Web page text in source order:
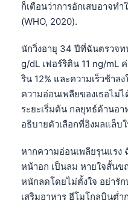
ก็เตือนว่าการอักเสบอาจท
(WHO, 2020).
นักวิ่งอายุ 34 ปีที่ฉันตรวจ
g/dL เฟอร์ริติน 11 ng/mL
ริน 12% และความเร็วช้าล
ความอ่อนเพลียของเธอไม่
ระยะเริ่มต้น กลยุทธ์ด้านอ
อธิบายตัวเลือกที่อิงผลแล็บ
หากความอ่อนเพลียรุนแรง
หน้าอก เป็นลม หายใจสั้น
หนักลดโดยไม่ตั้งใจ อย่ารั
เสริมอาหาร ฮีโมโกลบินต่